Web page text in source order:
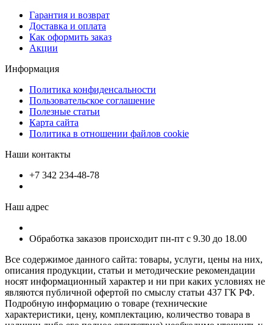
Гарантия и возврат
Доставка и оплата
Как оформить заказ
Акции
Информация
Политика конфиденсальности
Пользовательское соглашение
Полезные статьи
Карта сайта
Политика в отношении файлов cookie
Наши контакты
+7 342 234-48-78
Наш адрес
Обработка заказов происходит пн-пт с 9.30 до 18.00
Все содержимое данного сайта: товары, услуги, цены на них,
описания продукции, статьи и методические рекомендации
носят информационный характер и ни при каких условиях не
являются публичной офертой по смыслу статьи 437 ГК РФ.
Подробную информацию о товаре (технические
характеристики, цену, комплектацию, количество товара в